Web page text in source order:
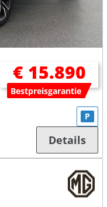
€ 15.890
Bestpreisgarantie
P
Details